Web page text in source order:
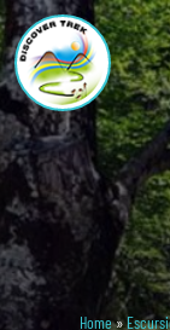
Home»